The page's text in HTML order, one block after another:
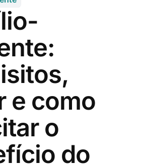
e como
o
do